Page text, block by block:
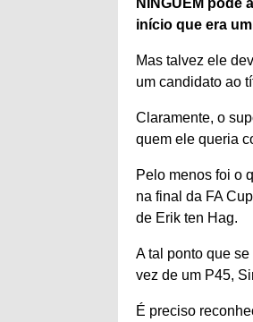
NINGUÉM
início que era
Mas talvez ele
um candidato ao
Claramente, o
quem ele queria
Pelo menos foi o
na final da FA
de Erik ten Hag.
A tal ponto que
vez de um P45,
É preciso